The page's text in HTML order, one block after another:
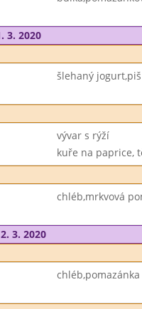
3. 2020
šlehaný
vývar s rýží
kuře na paprice,
chléb,mrkvová
3. 2020